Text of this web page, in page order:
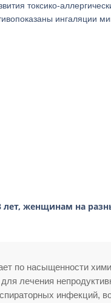
токсико-
ингаляции
женщинам на
по насыщенности
лечения
инфекций,